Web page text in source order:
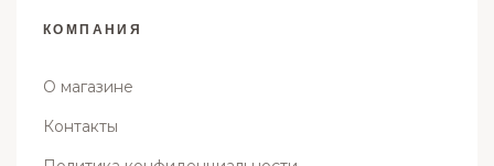
КОМПАНИЯ
О магазине
Контакты